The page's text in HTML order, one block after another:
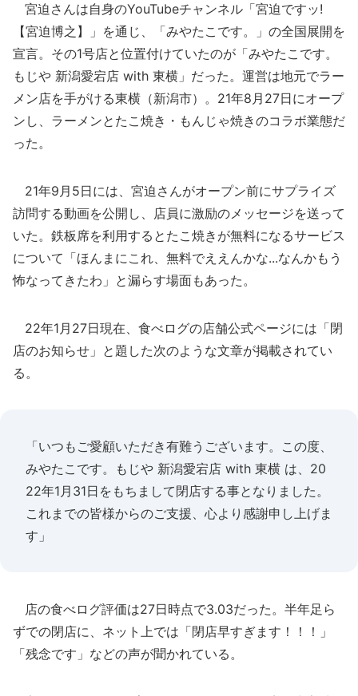
宮迫さんは自身のYouTubeチャンネル「宮迫ですッ!
【宮迫博之】」を通じ、「みやたこです。」の全国展開を
宣言。その1号店と位置付けていたのが「みやたこです。
もじや 新潟愛宕店 with 東横」だった。運営は地元でラー
メン店を手がける東横（新潟市）。21年8月27日にオープ
ンし、ラーメンとたこ焼き・もんじゃ焼きのコラボ業態だ
った。
21年9月5日には、宮迫さんがオープン前にサプライズ
訪問する動画を公開し、店員に激励のメッセージを送って
いた。鉄板席を利用するとたこ焼きが無料になるサービス
について「ほんまにこれ、無料でええんかな...なんかもう
怖なってきたわ」と漏らす場面もあった。
22年1月27日現在、食べログの店舗公式ページには「閉
店のお知らせ」と題した次のような文章が掲載されてい
る。
「いつもご愛顧いただき有難うございます。この度、
みやたこです。もじや 新潟愛宕店 with 東横 は、20
22年1月31日をもちまして閉店する事となりました。
これまでの皆様からのご支援、心より感謝申し上げま
す」
店の食べログ評価は27日時点で3.03だった。半年足ら
ずでの閉店に、ネット上では「閉店早すぎます！！！」
「残念です」などの声が聞かれている。